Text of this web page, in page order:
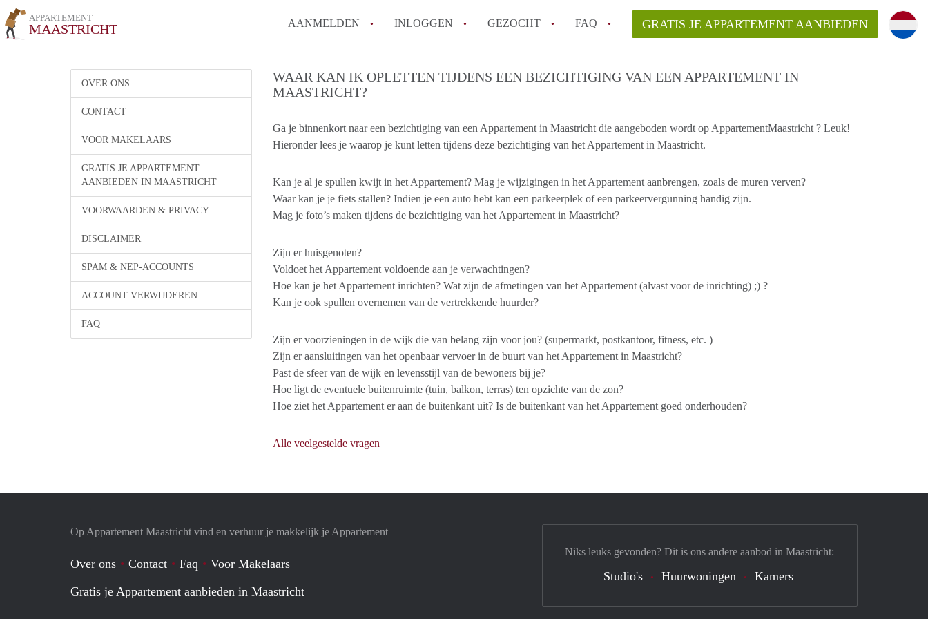
APPARTEMENT
MAASTRICHT AANMELDEN INLOGGEN GEZOCHT FAQ
Hoeveel kost het om te reageren op een Appartement in Maastricht?
Wat is de privacyverklaring van AppartementMaastricht?
makelaarsvergoeding/bemiddelingsvergoeding?
Alle veelgestelde vragen
GRATIS JE APPARTEMENT AANBIEDEN
OVER ONS
CONTACT
VOOR MAKELAARS
GRATIS JE APPARTEMENT
AANBIEDEN IN MAASTRICHT
VOORWAARDEN & PRIVACY
DISCLAIMER
SPAM & NEP-ACCOUNTS
ACCOUNT VERWIJDEREN
FAQ
WAAR KAN IK OPLETTEN TIJDENS EEN BEZICHTIGING VAN EEN APPARTEMENT IN
MAASTRICHT?
Ga je binnenkort naar een bezichtiging van een Appartement in Maastricht die aangeboden wordt op AppartementMaastricht ? Leuk!
Hieronder lees je waarop je kunt letten tijdens deze bezichtiging van het Appartement in Maastricht.
Kan je al je spullen kwijt in het Appartement? Mag je wijzigingen in het Appartement aanbrengen, zoals de muren verven?
Waar kan je je fiets stallen? Indien je een auto hebt kan een parkeerplek of een parkeervergunning handig zijn.
Mag je foto’s maken tijdens de bezichtiging van het Appartement in Maastricht?
Zijn er huisgenoten?
Voldoet het Appartement voldoende aan je verwachtingen?
Hoe kan je het Appartement inrichten? Wat zijn de afmetingen van het Appartement (alvast voor de inrichting) ;) ?
Kan je ook spullen overnemen van de vertrekkende huurder?
Zijn er voorzieningen in de wijk die van belang zijn voor jou? (supermarkt, postkantoor, fitness, etc. )
Zijn er aansluitingen van het openbaar vervoer in de buurt van het Appartement in Maastricht?
Past de sfeer van de wijk en levensstijl van de bewoners bij je?
Hoe ligt de eventuele buitenruimte (tuin, balkon, terras) ten opzichte van de zon?
Hoe ziet het Appartement er aan de buitenkant uit? Is de buitenkant van het Appartement goed onderhouden?
Alle veelgestelde vragen
Op Appartement Maastricht vind en verhuur je makkelijk je Appartement
Over ons Contact Faq
Voor Makelaars
Gratis je Appartement aanbieden in Maastricht
Niks leuks gevonden? Dit is ons andere aanbod in Maastricht:
Studio's Huurwoningen Kamers